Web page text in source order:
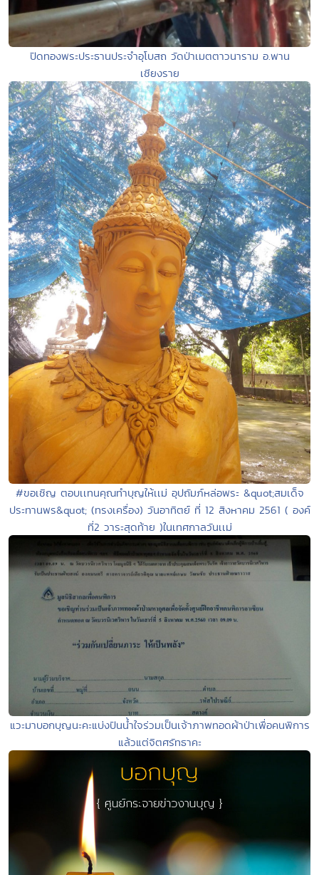
ปิดทองพระประธานประจำอุโบสถ วัดป่าเมตตาวนาราม อ.พาน
เชียงราย
#ขอเชิญ ตอบเเทนคุณทำบุญให้เเม่ อุปถัมภ์หล่อพระ &quot;สมเด็จ
ประทานพร&quot; (ทรงเครื่อง) วันอาทิตย์ ที่ 12 สิงหาคม 2561 ( องค์
ที่2 วาระสุดท้าย )ในเทศกาลวันเเม่
แวะมาบอกบุญนะคะแบ่งปันน้ำใจร่วมเป็นเจ้าภาพทอดผ้าป่าเพื่อคนพิการ
แล้วแต่จิตศรัทธาคะ